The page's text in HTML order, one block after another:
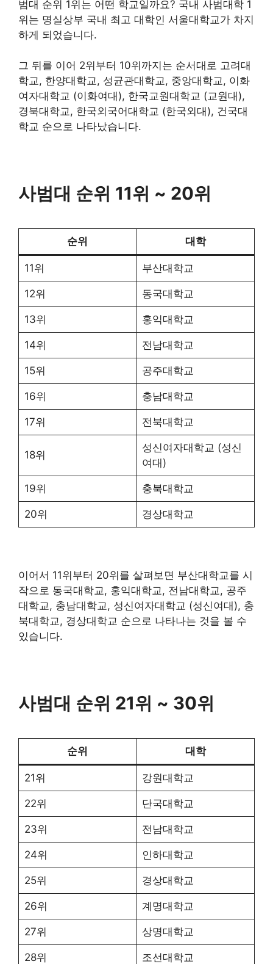
범대 순위 1위는 어떤 학교일까요? 국내 사범대학 1
위는 명실상부 국내 최고 대학인 서울대학교가 차지
하게 되었습니다.
그 뒤를 이어 2위부터 10위까지는 순서대로 고려대
학교, 한양대학교, 성균관대학교, 중앙대학교, 이화
여자대학교 (이화여대), 한국교원대학교 (교원대),
경북대학교, 한국외국어대학교 (한국외대), 건국대
학교 순으로 나타났습니다.
사범대 순위 11위 ~ 20위
순위 대학
11위 부산대학교
12위 동국대학교
13위 홍익대학교
14위 전남대학교
15위 공주대학교
16위 충남대학교
17위 전북대학교
18위
성신여자대학교 (성신
여대)
19위 충북대학교
20위 경상대학교
이어서 11위부터 20위를 살펴보면 부산대학교를 시
작으로 동국대학교, 홍익대학교, 전남대학교, 공주
대학교, 충남대학교, 성신여자대학교 (성신여대), 충
북대학교, 경상대학교 순으로 나타나는 것을 볼 수
있습니다.
사범대 순위 21위 ~ 30위
순위 대학
21위 강원대학교
22위 단국대학교
23위 전남대학교
24위 인하대학교
25위 경상대학교
26위 계명대학교
27위 상명대학교
28위 조선대학교